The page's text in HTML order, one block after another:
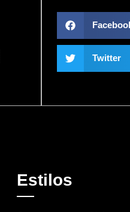
Twitter
Estilos